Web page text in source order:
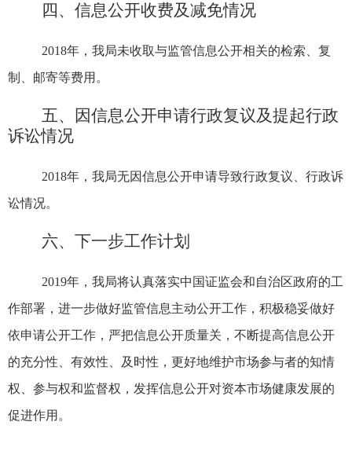
四、信息公开收费及减免情况
2018年，我局未收取与监管信息公开相关的检索、复
制、邮寄等费用。
五、因信息公开申请行政复议及提起行政
诉讼情况
2018年，我局无因信息公开申请导致行政复议、行政诉
讼情况。
六、下一步工作计划
2019年，我局将认真落实中国证监会和自治区政府的工
作部署，进一步做好监管信息主动公开工作，积极稳妥做好
依申请公开工作，严把信息公开质量关，不断提高信息公开
的充分性、有效性、及时性，更好地维护市场参与者的知情
权、参与权和监督权，发挥信息公开对资本市场健康发展的
促进作用。